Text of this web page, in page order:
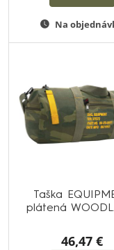
Na
Taška
plátená
46,47 €